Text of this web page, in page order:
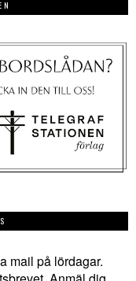
mail på lördagar.